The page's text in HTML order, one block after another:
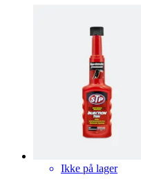
Ikke på lager